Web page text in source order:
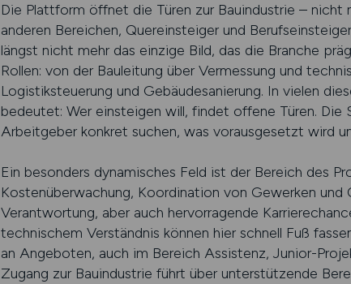
Die Plattform öffnet die Türen zur Bauindustrie –
anderen Bereichen, Quereinsteiger und
längst nicht mehr das einzige Bild, das die Branche
Rollen: von der Bauleitung über Vermessung und
Logistiksteuerung und Gebäudesanierung. In vielen
bedeutet: Wer einsteigen will, findet offene Türen. Die
Arbeitgeber konkret suchen, was vorausgesetzt wird
Ein besonders dynamisches Feld ist der Bereich des
Kostenüberwachung, Koordination von Gewerken
Verantwortung, aber auch hervorragende
technischem Verständnis können hier schnell Fuß
an Angeboten, auch im Bereich Assistenz, Junior-
Zugang zur Bauindustrie führt über unterstützende